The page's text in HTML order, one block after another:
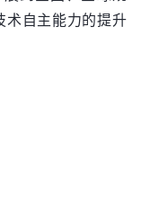
术自主能力的提升